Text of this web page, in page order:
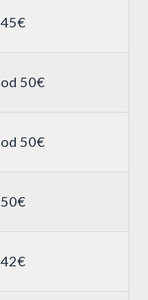
45€
od 50€
od 50€
50€
42€